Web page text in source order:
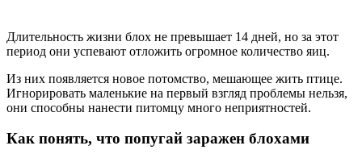
Длительность жизни блох не превышает 14 дней, но за этот
период они успевают отложить огромное количество яиц.
Из них появляется новое потомство, мешающее жить птице.
Игнорировать маленькие на первый взгляд проблемы нельзя,
они способны нанести питомцу много неприятностей.
Как понять, что попугай заражен блохами